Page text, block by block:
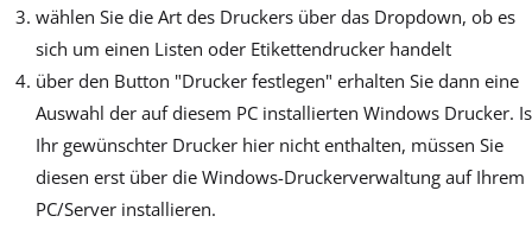
wählen Sie die Art des Druckers über das Dropdown, ob es
sich um einen Listen oder Etikettendrucker handelt
über den Button "Drucker festlegen" erhalten Sie dann eine
Auswahl der auf diesem PC installierten Windows Drucker. Is
Ihr gewünschter Drucker hier nicht enthalten, müssen Sie
diesen erst über die Windows-Druckerverwaltung auf Ihrem
PC/Server installieren.